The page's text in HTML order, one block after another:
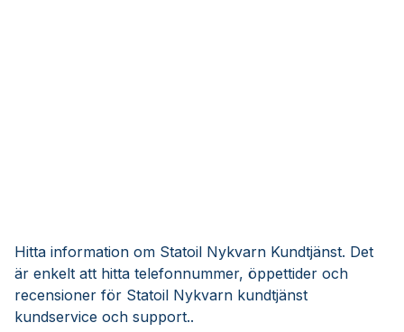
Hitta information om Statoil Nykvarn Kundtjänst. Det
är enkelt att hitta telefonnummer, öppettider och
recensioner för Statoil Nykvarn kundtjänst
kundservice och support..